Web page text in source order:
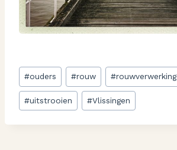
Bericht
tags:
#ouders #rouw #rouwverwerking
#uitstrooien #Vlissingen